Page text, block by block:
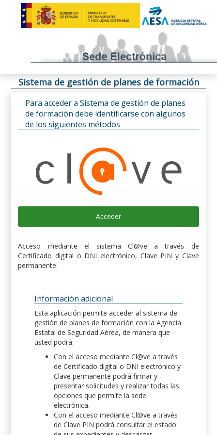
Sistema de gestión de planes de formación
Para acceder a Sistema de gestión de planes
de formación debe identificarse con algunos
de los siguientes métodos
Acceder
Acceso mediante el sistema Cl@ve a través de
Certificado digital o DNI electrónico, Clave PIN y Clave
permanente.
Información adicional
Esta aplicación permite acceder al sistema de
gestión de planes de formación con la Agencia
Estatal de Seguridad Aérea, de manera que
usted podrá:
Con el acceso mediante Cl@ve a través
de Certificado digital o DNI electrónico y
Clave permanente podrá firmar y
presentar solicitudes y realizar todas las
opciones que permite la sede
electrónica.
Con el acceso mediante Cl@ve a través
de Clave PIN podrá consultar el estado